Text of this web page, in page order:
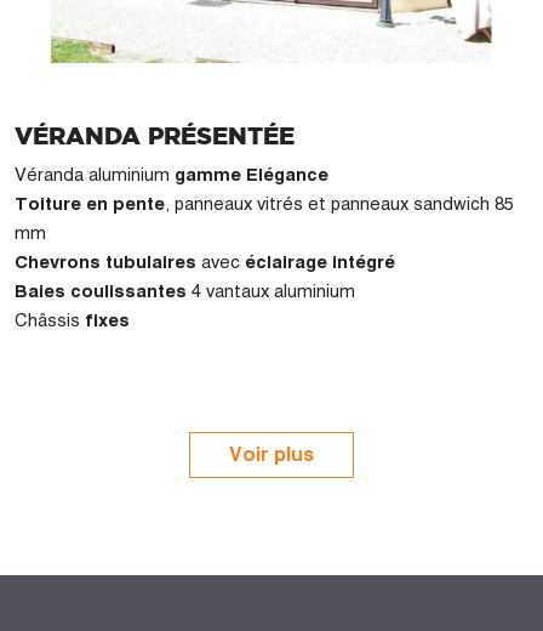
VÉRANDA PRÉSENTÉE
Véranda aluminium gamme Elégance
Toiture en pente, panneaux vitrés et panneaux sandwich 85
mm
Chevrons tubulaires avec éclairage intégré
Baies coulissantes 4 vantaux aluminium
Châssis fixes
Voir plus